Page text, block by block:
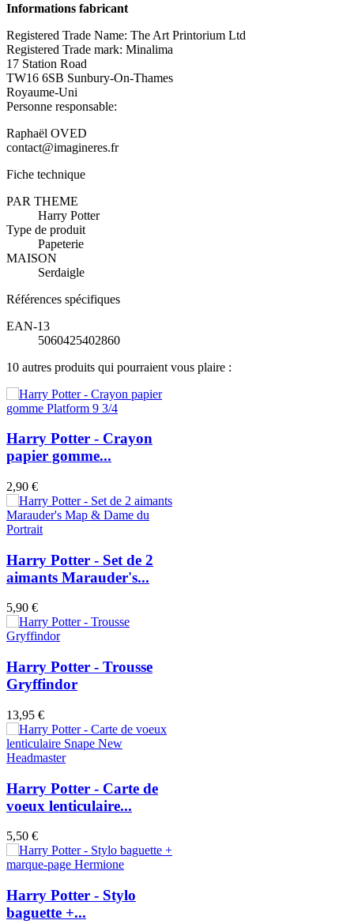
Informations fabricant
Registered Trade Name: The Art Printorium Ltd
Registered Trade mark: Minalima
17 Station Road
TW16 6SB Sunbury-On-Thames
Royaume-Uni
Personne responsable:
Raphaël OVED
contact@imagineres.fr
Fiche technique
PAR THEME
Harry Potter
Type de produit
Papeterie
MAISON
Serdaigle
Références spécifiques
EAN-13
5060425402860
10 autres produits qui pourraient vous plaire :
Harry Potter - Crayon
papier gomme...
2,90 €
Harry Potter - Set de 2
aimants Marauder's...
5,90 €
Harry Potter - Trousse
Gryffindor
13,95 €
Harry Potter - Carte de
voeux lenticulaire...
5,50 €
Harry Potter - Stylo
baguette +...